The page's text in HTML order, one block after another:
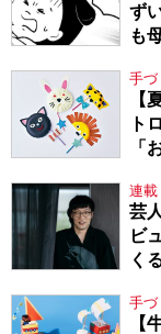
ず
も
手づ
【
ト
「
連載
芸
ビ
く
手づ
【